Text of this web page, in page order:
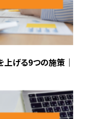
上げる9つの施策｜